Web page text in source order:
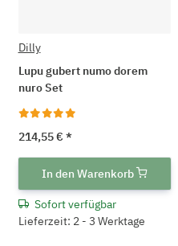
Dilly
Lupu gubert numo dorem
nuro Set
214,55 € *
In den Warenkorb
Sofort verfügbar
Lieferzeit: 2 - 3 Werktage